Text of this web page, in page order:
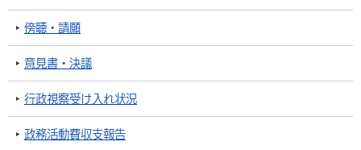
傍聴・請願
意見書・決議
行政視察受け入れ状況
政務活動費収支報告